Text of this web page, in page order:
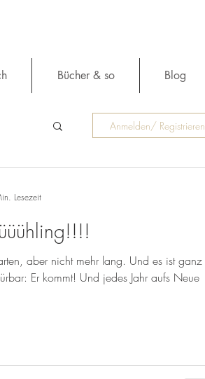
Bücher & so Blog
Anmelden/ Registrieren
aber nicht mehr lang. Und es ist ganz
Er kommt! Und jedes Jahr aufs Neue
Lesezeit